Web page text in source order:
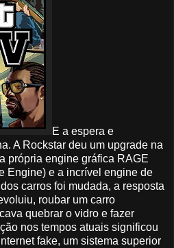
E a espera e
A Rockstar deu um upgrade na
própria engine gráfica RAGE
Engine) e a incrível engine de
carros foi mudada, a resposta
roubar um carro
quebrar o vidro e fazer
nos tempos atuais significou
fake, um sistema superior